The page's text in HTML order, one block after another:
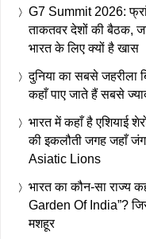
G7 Summit 2026:
ताकतवर देशों की बैठक,
भारत के लिए क्यों है खास
दुनिया का सबसे जहरीला
कहाँ पाए जाते हैं सबसे
भारत में कहाँ है एशियाई
की इकलौती जगह जहाँ
Asiatic Lions
भारत का कौन-सा राज्य
Garden Of India”?
मशहूर